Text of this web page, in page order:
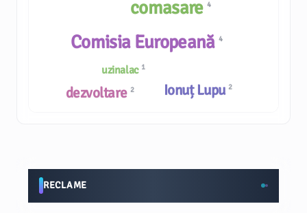
uzinalac 1
Ionuț Lupu 2
Comisia Europeană 4
comasare 4
dezvoltare 2
RECLAME